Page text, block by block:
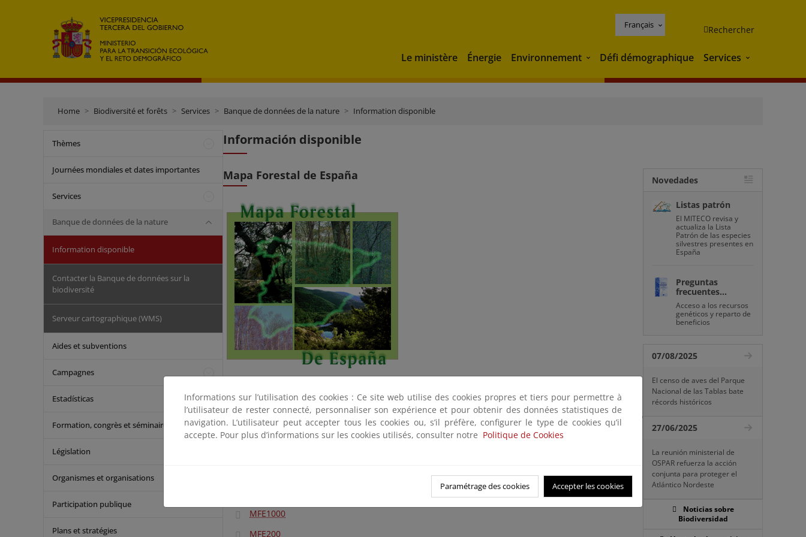
Français Rechercher
Le ministère Énergie Environnement Environnement
Défi démographique Services Services
Home Biodiversité et forêts Services Banque de données de la nature Information disponible
Thèmes
Journées mondiales et dates importantes
Services
Banque de données de la nature
Information disponible
Contacter la Banque de données sur la
biodiversité
Serveur cartographique (WMS)
Aides et subventions
Campagnes
Estadísticas
Formation, congrès et séminaires
Législation
Organismes et organisations
Participation publique
Plans et stratégies
Información disponible
Mapa Forestal de España
Recoge la distribución de las masas forestales españolas desde que se iniciaran sus primeros trabajos
hace algo más de cien años. En la actualidad, el proyecto ha tomado forma periódica que lo hará
revisable cada diez. Se le considera una cartografía básica para la gestión medioambiental, siendo
además la base cartográfica del Inventario Forestal Nacional.
MFE25 Mapa Forestal de España 1:25.000, base cartográfica del IFN4
MFE1000
MFE200
Novedades
Listas patrón
El MITECO revisa y
actualiza la Lista
Patrón de las especies
silvestres presentes en
España
Preguntas
frecuentes...
Acceso a los recursos
genéticos y reparto de
beneficios
07/08/2025
El censo de aves del Parque
Nacional de las Tablas bate
récords históricos
27/06/2025
La reunión ministerial de
OSPAR refuerza la acción
conjunta para proteger el
Atlántico Nordeste
Noticias sobre
Biodiversidad
Informations sur l’utilisation des cookies : Ce site web utilise des cookies propres et tiers pour permettre à
l’utilisateur de rester connecté, personnaliser son expérience et pour obtenir des données statistiques de
navigation. L’utilisateur peut accepter tous les cookies ou, s’il préfère, configurer le type de cookies qu’il
accepte. Pour plus d’informations sur les cookies utilisés, consulter notre Politique de Cookies
Paramétrage des cookies Accepter les cookies